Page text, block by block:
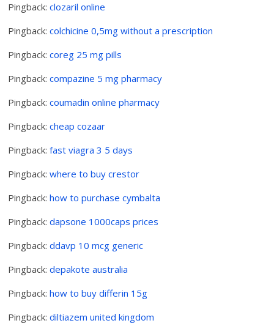
Pingback:clozaril online
Pingback:colchicine 0,5mg without a prescription
Pingback:coreg 25 mg pills
Pingback:compazine 5 mg pharmacy
Pingback:coumadin online pharmacy
Pingback:cheap cozaar
Pingback:fast viagra 3 5 days
Pingback:where to buy crestor
Pingback:how to purchase cymbalta
Pingback:dapsone 1000caps prices
Pingback:ddavp 10 mcg generic
Pingback:depakote australia
Pingback:how to buy differin 15g
Pingback:diltiazem united kingdom